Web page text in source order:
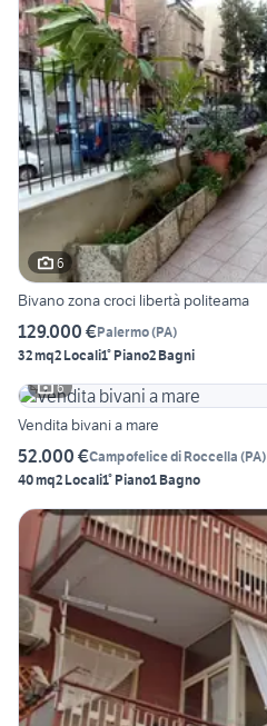
6
Bivano zona croci libertà politeama
129.000 €Palermo(PA)
32 mq2 Locali1° Piano2 Bagni
6
Vendita bivani a mare
52.000 €Campofelice di Roccella (PA)
40 mq2 Locali1° Piano1 Bagno